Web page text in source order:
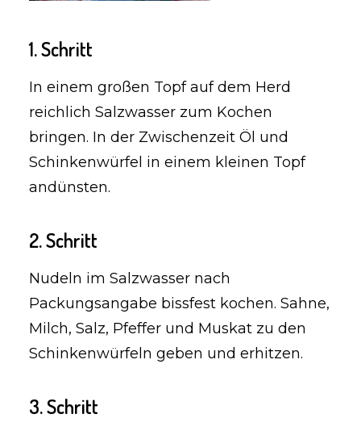
1. Schritt
In einem großen Topf auf dem Herd
reichlich Salzwasser zum Kochen
bringen. In der Zwischenzeit Öl und
Schinkenwürfel in einem kleinen Topf
andünsten.
2. Schritt
Nudeln im Salzwasser nach
Packungsangabe bissfest kochen. Sahne,
Milch, Salz, Pfeffer und Muskat zu den
Schinkenwürfeln geben und erhitzen.
3. Schritt